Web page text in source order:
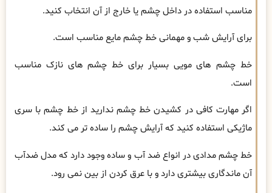
مناسب استفاده در داخل چشم یا خارج از آن انتخاب کنید.
برای آرایش شب و مهمانی خط چشم مایع مناسب است.
خط چشم های مویی بسیار برای خط چشم های نازک مناسب
است.
اگر مهارت کافی در کشیدن خط چشم ندارید از خط چشم با سری
ماژیکی استفاده کنید که آرایش چشم را ساده تر می کند.
خط چشم مدادی در انواع ضد آب و ساده وجود دارد که مدل ضدآب
آن ماندگاری بیشتری دارد و با عرق کردن از بین نمی رود.